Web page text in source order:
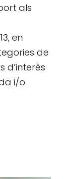
als
en
de
d’interès
i/o